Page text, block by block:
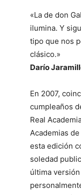
«La de don
ilumina. Y
tipo que nos
clásico.»
Darío
En 2007,
cumpleaños
Real
Academias
esta edición
soledad
última